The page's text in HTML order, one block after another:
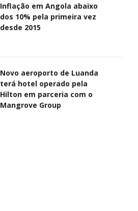
Inflação em Angola abaixo
dos 10% pela primeira vez
desde 2015
Novo aeroporto de Luanda
terá hotel operado pela
Hilton em parceria com o
Mangrove Group